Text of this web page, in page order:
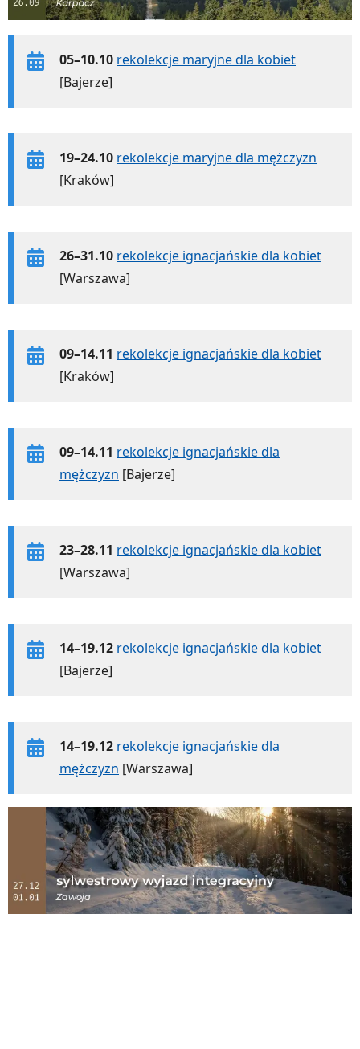
05–10.10 rekolekcje maryjne dla kobiet
[Bajerze]
19–24.10 rekolekcje maryjne dla mężczyzn
[Kraków]
26–31.10 rekolekcje ignacjańskie dla kobiet
[Warszawa]
09–14.11 rekolekcje ignacjańskie dla kobiet
[Kraków]
09–14.11 rekolekcje ignacjańskie dla
mężczyzn [Bajerze]
23–28.11 rekolekcje ignacjańskie dla kobiet
[Warszawa]
14–19.12 rekolekcje ignacjańskie dla kobiet
[Bajerze]
14–19.12 rekolekcje ignacjańskie dla
mężczyzn [Warszawa]